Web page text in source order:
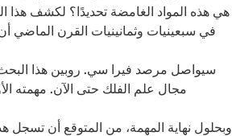
هي هذه المواد الغامضة تحديدًا؟ لكشف هذا
في سبعينيات وثمانينيات القرن
سيواصل مرصد فيرا سي. روبين هذا
مجال علم الفلك حتى الآن. مهمته